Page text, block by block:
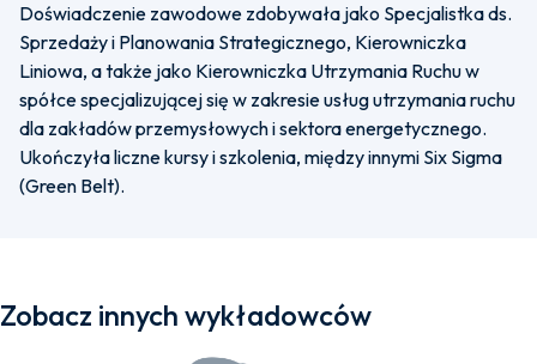
Doświadczenie zawodowe zdobywała jako Specjalistka ds.
Sprzedaży i Planowania Strategicznego, Kierowniczka
Liniowa, a także jako Kierowniczka Utrzymania Ruchu w
spółce specjalizującej się w zakresie usług utrzymania ruchu
dla zakładów przemysłowych i sektora energetycznego.
Ukończyła liczne kursy i szkolenia, między innymi Six Sigma
(Green Belt).
Zobacz innych wykładowców